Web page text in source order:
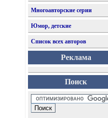
Многоавторские серии
Юмор, детские
Список всех авторов
Реклама
Поиск